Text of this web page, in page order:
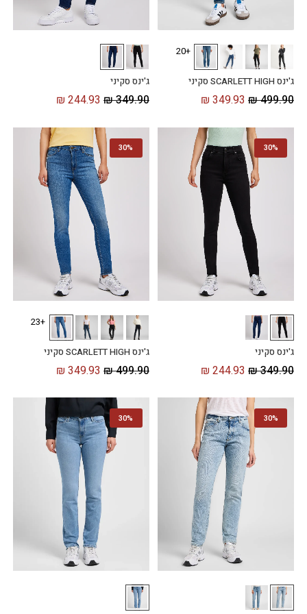
+20
ג'ינס SCARLETT HIGH סקיני
₪499.90
₪ 349.93
ג'ינס סקיני
₪349.90
₪ 244.93
30%
ג'ינס סקיני
₪349.90
₪ 244.93
30%
+23
ג'ינס SCARLETT HIGH סקיני
₪499.90
₪ 349.93
30%
30%